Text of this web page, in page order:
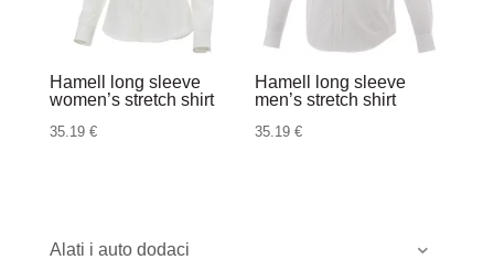
Alati i auto dodaci
Hamell long sleeve
women’s stretch shirt
35.19 €
Hamell long sleeve
men’s stretch shirt
35.19€